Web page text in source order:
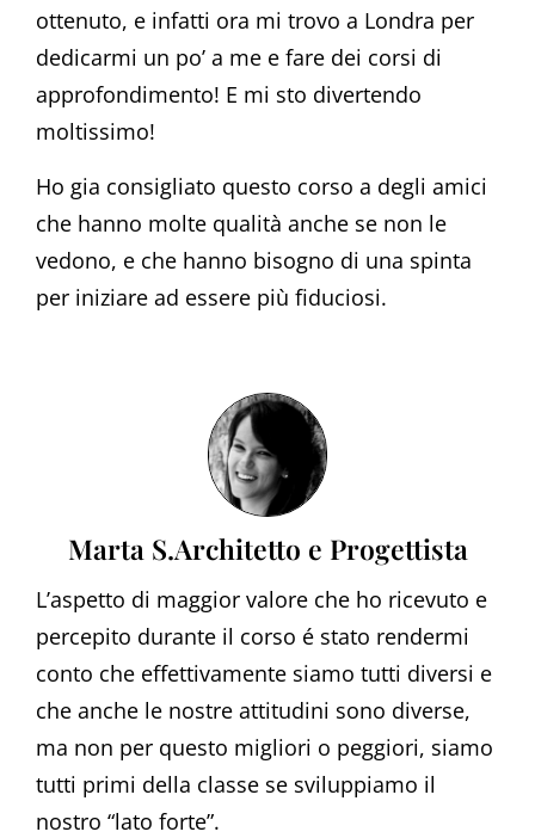
ottenuto, e infatti ora mi trovo a Londra per
dedicarmi un po’ a me e fare dei corsi di
approfondimento! E mi sto divertendo
moltissimo!
Ho gia consigliato questo corso a degli amici
che hanno molte qualità anche se non le
vedono, e che hanno bisogno di una spinta
per iniziare ad essere più fiduciosi.
Marta S.Architetto e Progettista
L’aspetto di maggior valore che ho ricevuto e
percepito durante il corso é stato rendermi
conto che effettivamente siamo tutti diversi e
che anche le nostre attitudini sono diverse,
ma non per questo migliori o peggiori, siamo
tutti primi della classe se sviluppiamo il
nostro “lato forte”.